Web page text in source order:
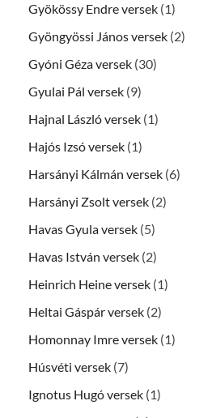
Gyökössy Endre versek (1)
Gyöngyössi János versek (2)
Gyóni Géza versek (30)
Gyulai Pál versek (9)
Hajnal László versek (1)
Hajós Izsó versek (1)
Harsányi Kálmán versek (6)
Harsányi Zsolt versek (2)
Havas Gyula versek (5)
Havas István versek (2)
Heinrich Heine versek (1)
Heltai Gáspár versek (2)
Homonnay Imre versek (1)
Húsvéti versek (7)
Ignotus Hugó versek (1)